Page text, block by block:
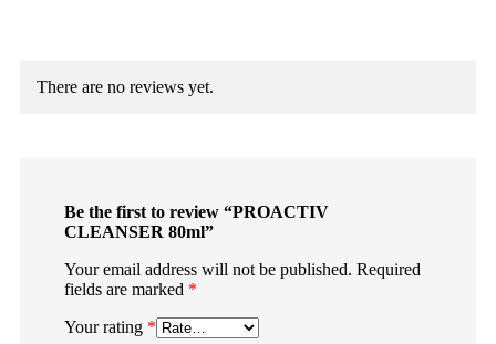
There are no reviews yet.
Be the first to review “PROACTIV
CLEANSER 80ml”
Your email address will not be published. Required
fields are marked *
Your rating *